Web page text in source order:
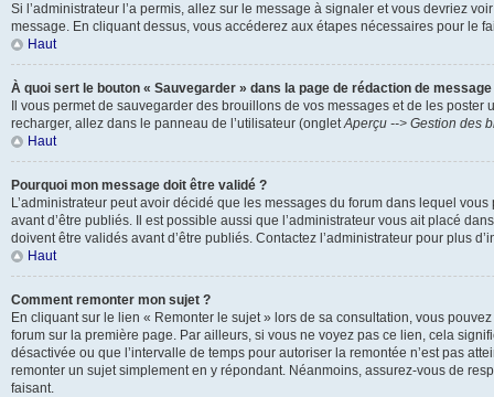
Si l’administrateur l’a permis, allez sur le message à signaler et vous devriez
message. En cliquant dessus, vous accéderez aux étapes nécessaires pour le
Haut
À quoi sert le bouton « Sauvegarder » dans la page de rédaction de message
Il vous permet de sauvegarder des brouillons de vos messages et de les poster
recharger, allez dans le panneau de l’utilisateur (ongletAperçu --> Gestion des
Haut
Pourquoi mon message doit être validé ?
L’administrateur peut avoir décidé que les messages du forum dans lequel vous
avant d’être publiés. Il est possible aussi que l’administrateur vous ait placé
doivent être validés avant d’être publiés. Contactez l’administrateur pour plus
Haut
Comment remonter mon sujet ?
En cliquant sur le lien « Remonter le sujet » lors de sa consultation, vous pouvez
forum sur la première page. Par ailleurs, si vous ne voyez pas ce lien, cela
désactivée ou que l’intervalle de temps pour autoriser la remontée n’est pas
remonter un sujet simplement en y répondant. Néanmoins, assurez-vous de
faisant.